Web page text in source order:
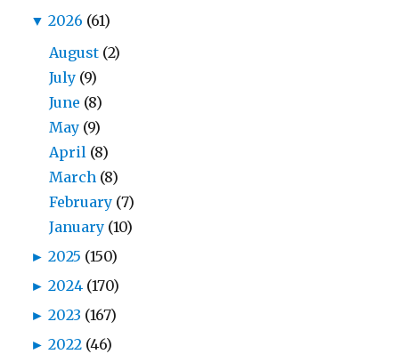
▼ 2026 (61)
August (2)
July (9)
June (8)
May (9)
April (8)
March (8)
February (7)
January (10)
► 2025 (150)
► 2024 (170)
► 2023 (167)
► 2022 (46)